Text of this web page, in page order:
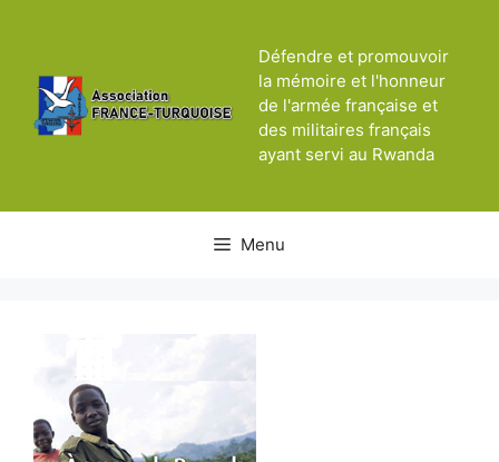
Défendre et promouvoir
la mémoire et l'honneur
de l'armée française et
des militaires français
ayant servi au Rwanda
Menu